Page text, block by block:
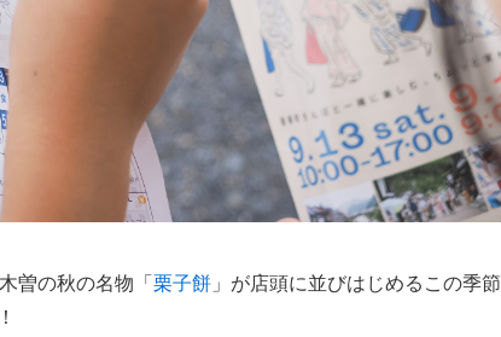
曽の秋の名物「栗子餅 」が店頭に並びはじめるこの季節